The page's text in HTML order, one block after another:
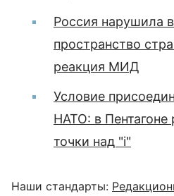
Россия нарушила
пространство
реакция МИД
Условие
НАТО: в Пентагоне
точки над "і"
Наши стандарты: